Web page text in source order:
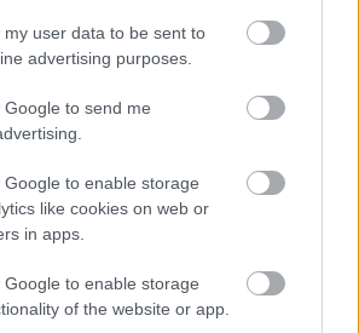
my user data to be sent to
advertising purposes.
to send me
Google to enable storage
like cookies on web or
in apps.
Google to enable storage
of the website or app.